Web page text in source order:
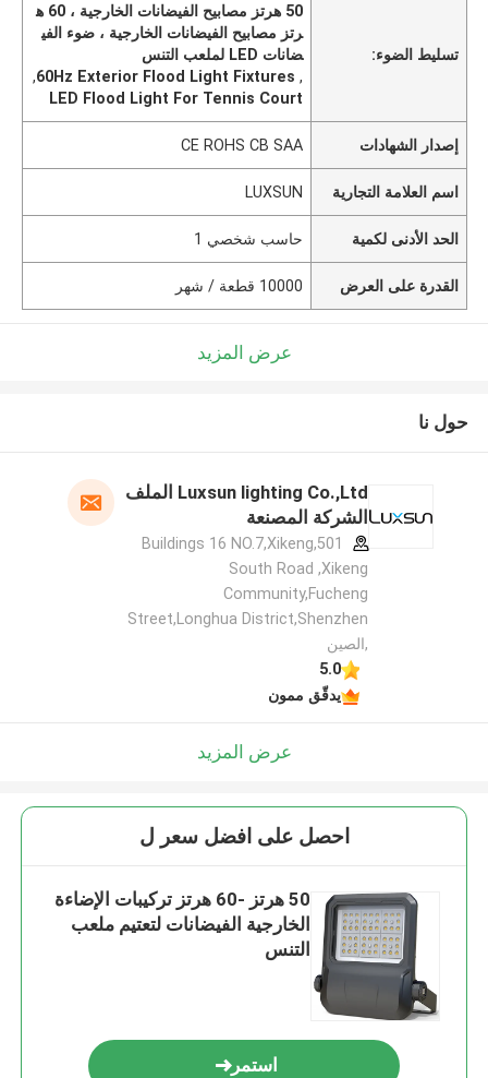
تسليط الضوء:
50 هرتز مصابيح الفيضانات الخارجية ، 60 ه
رتز مصابيح الفيضانات الخارجية ، ضوء الفي
ضانات LED لملعب التنس
,
60Hz Exterior Flood Light Fixtures
,
LED Flood Light For Tennis Court
إصدار الشهادات CE ROHS CB SAA
اسم العلامة التجارية LUXSUN
الحد الأدنى لكمية حاسب شخصي 1
القدرة على العرض 10000 قطعة / شهر
عرض المزيد
حول نا
Luxsun lighting Co.,Ltd الملف
الشركة المصنعة
501,Buildings 16 NO.7,Xikeng
South Road ,Xikeng
Community,Fucheng
Street,Longhua District,Shenzhen
,الصين
5.0
يدقّق ممون
عرض المزيد
احصل على افضل سعر ل
50 هرتز -60 هرتز تركيبات الإضاءة
الخارجية الفيضانات لتعتيم ملعب
التنس
استمر